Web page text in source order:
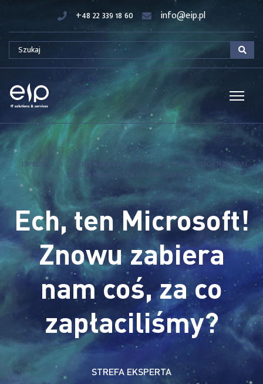
+48 22 339 18 60 info@eip.pl
EIP BLOG | STREFA EKSPERTA
ECH, TEN MICROSOFT! ZNOWU
ZABIERA NAM COŚ, ZA CO ZAPŁACILIŚMY?
Ech, ten Microsoft!
Znowu zabiera
nam coś, za co
zapłaciliśmy?
STREFA EKSPERTA